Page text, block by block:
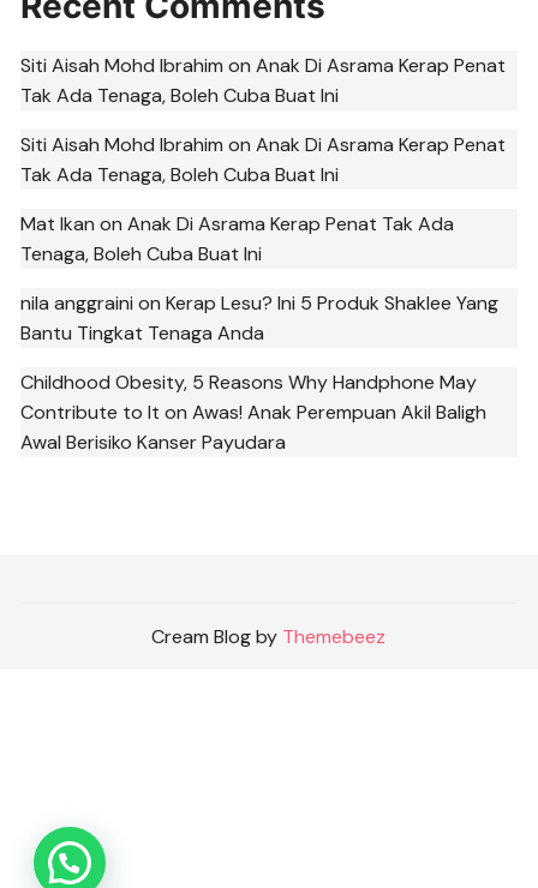
Siti Aisah Mohd Ibrahim onAnak Di Asrama Kerap Penat
Tak Ada Tenaga, Boleh Cuba Buat Ini
Siti Aisah Mohd Ibrahim onAnak Di Asrama Kerap Penat
Tak Ada Tenaga, Boleh Cuba Buat Ini
Mat Ikan onAnak Di Asrama Kerap Penat Tak Ada
Tenaga, Boleh Cuba Buat Ini
nila anggraini onKerap Lesu? Ini 5 Produk Shaklee Yang
Bantu Tingkat Tenaga Anda
Childhood Obesity, 5 Reasons Why Handphone May
Contribute to It onAwas! Anak Perempuan Akil Baligh
Awal Berisiko Kanser Payudara
Cream Blog by Themebeez